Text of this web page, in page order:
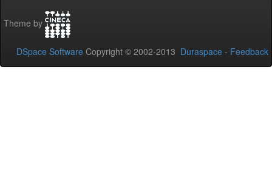
Theme by
DSpace Software Copyright © 2002-2013 Duraspace - Feedback